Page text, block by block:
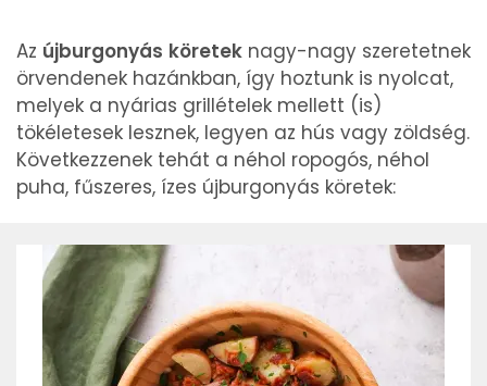
Az újburgonyás köretek nagy-nagy szeretetnek
örvendenek hazánkban, így hoztunk is nyolcat,
melyek a nyárias grillételek mellett (is)
tökéletesek lesznek, legyen az hús vagy zöldség.
Következzenek tehát a néhol ropogós, néhol
puha, fűszeres, ízes újburgonyás köretek: